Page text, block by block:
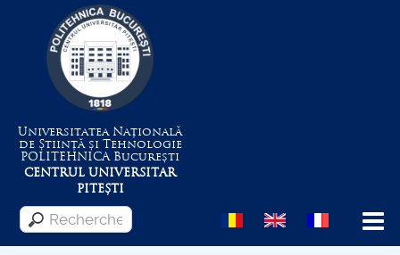
Universitatea Națională
de Știință și Tehnologie
POLITEHNICABucurești
CENTRUL UNIVERSITAR
PITEȘTI
Menu